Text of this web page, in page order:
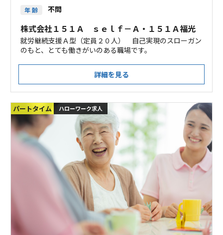
年 齢 不問
株式会社１５１Ａ ｓｅｌｆ－Ａ・１５１Ａ福光
就労継続支援Ａ型（定員２０人） 自己実現のスローガン
のもと、とても働きがいのある職場です。
詳細を見る
パートタイム ハローワーク求人